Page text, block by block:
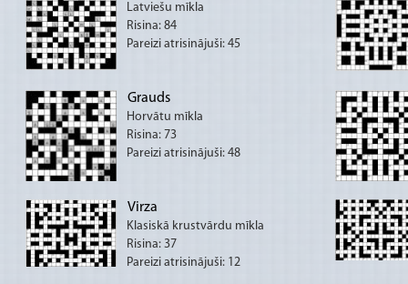
Latviešu mīkla
Risina: 84
Pareizi atrisinājuši: 45
Grauds
Horvātu mīkla
Risina: 73
Pareizi atrisinājuši: 48
Virza
Klasiskā krustvārdu mīkla
Risina: 37
Pareizi atrisinājuši: 12